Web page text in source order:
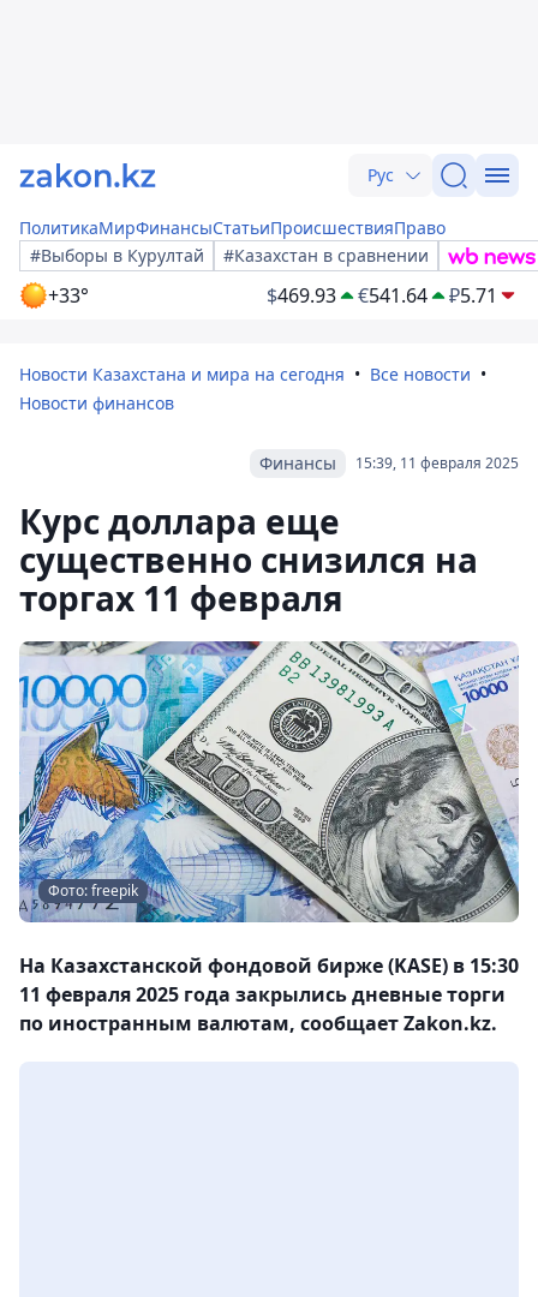
Рус
ПолитикаМирФинансыСтатьиПроисшествияПраво
#Выборы в Курултай
#Казахстан в сравнении
+33° $469.93 €541.64 ₽5.71
Новости Казахстана и мира на сегодня
Все новости
Новости финансов
15:39, 11 февраля 2025
Финансы
Курс доллара еще
существенно снизился на
торгах 11 февраля
Фото: freepik
На Казахстанской фондовой бирже (KASE) в 15:30
11 февраля 2025 года закрылись дневные торги
по иностранным валютам, сообщает Zakon.kz.